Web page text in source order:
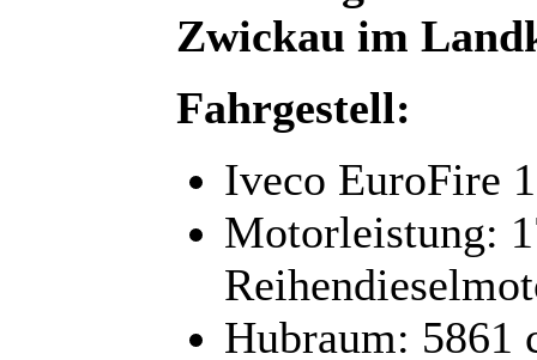
Zwickau im
Fahrgestell:
Iveco EuroFire
Motorleistung:
Hubraum: 5861